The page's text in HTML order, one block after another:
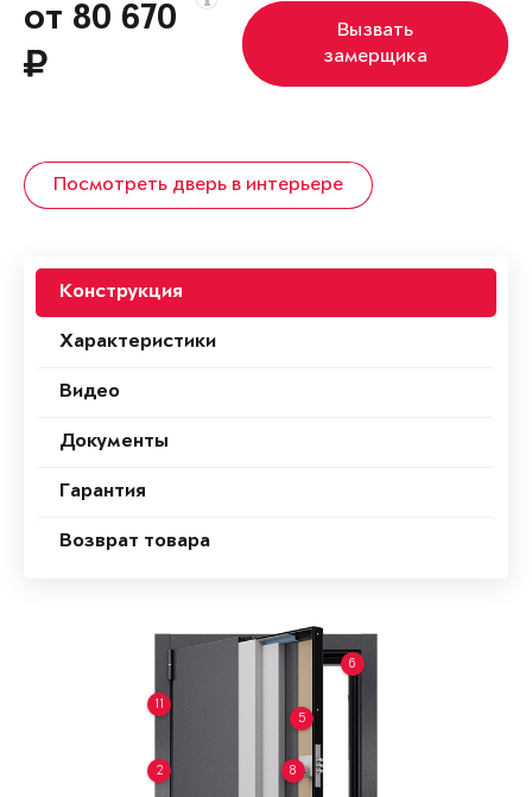
от 80 670
Вызвать
замерщика
Посмотреть дверь в интерьере
Конструкция
Характеристики
Видео
Документы
Гарантия
Возврат товара
2
5
6
8
11